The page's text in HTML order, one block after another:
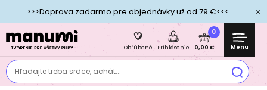
>>>Doprava zadarmo pre objednávky už od 79 €<<<
Hľadajte treba srdce, achát...
Obľúbené Prihlásenie
0
0,00 € Menu